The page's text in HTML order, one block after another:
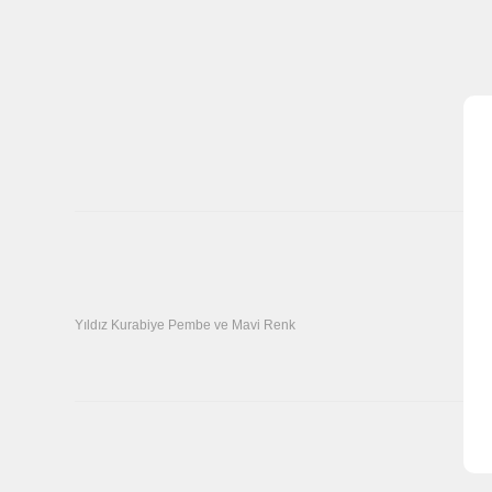
Yıldız Kurabiye Pembe ve Mavi Renk